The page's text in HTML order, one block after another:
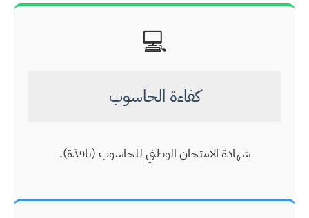
💻
كفاءة الحاسوب
شهادة الامتحان الوطني للحاسوب (نافذة).